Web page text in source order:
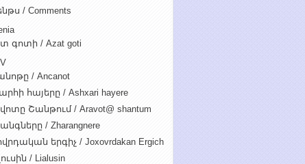
/ Comments
գոտի / Azat goti
/ Ancanot
հայերը / Ashxari hayere
Շանթում / Aravot@ shantum
/ Zharangnere
երգիչ / Joxovrdakan Ergich
/ Lialusin